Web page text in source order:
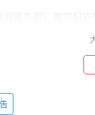
台，设置民生资金
达*万人次，查
责令该乡立即进